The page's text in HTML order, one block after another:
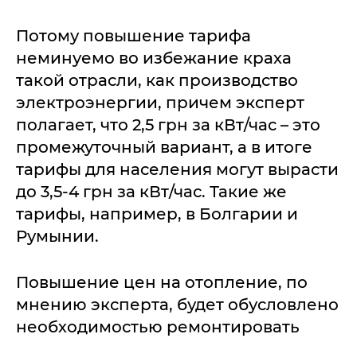
Потому повышение тарифа
неминуемо во избежание краха
такой отрасли, как производство
электроэнергии, причем эксперт
полагает, что 2,5 грн за кВт/час – это
промежуточный вариант, а в итоге
тарифы для населения могут вырасти
до 3,5-4 грн за кВт/час. Такие же
тарифы, например, в Болгарии и
Румынии.
Повышение цен на отопление, по
мнению эксперта, будет обусловлено
необходимостью ремонтировать